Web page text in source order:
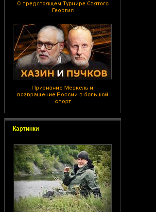
О предстоящем Турнире Святого
Георгия
Признание Меркель и
возвращение России в большой
спорт
Картинки